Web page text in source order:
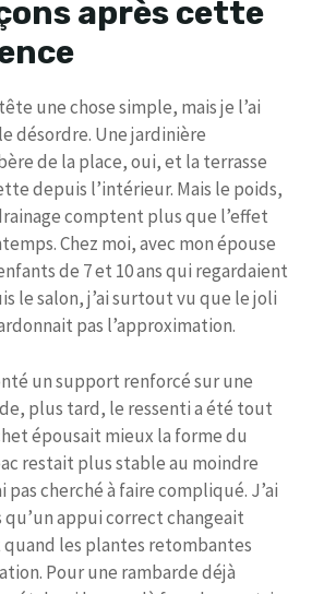
après cette
une chose simple, mais je l’ai
désordre. Une jardinière
de la place, oui, et la terrasse
depuis l’intérieur. Mais le poids,
comptent plus que l’effet
Chez moi, avec mon épouse
de 7 et 10 ans qui regardaient
le salon, j’ai surtout vu que le joli
pas l’approximation.
un support renforcé sur une
plus tard, le ressenti a été tout
épousait mieux la forme du
restait plus stable au moindre
pas cherché à faire compliqué. J’ai
appui correct changeait
les plantes retombantes
Pour une rambarde déjà